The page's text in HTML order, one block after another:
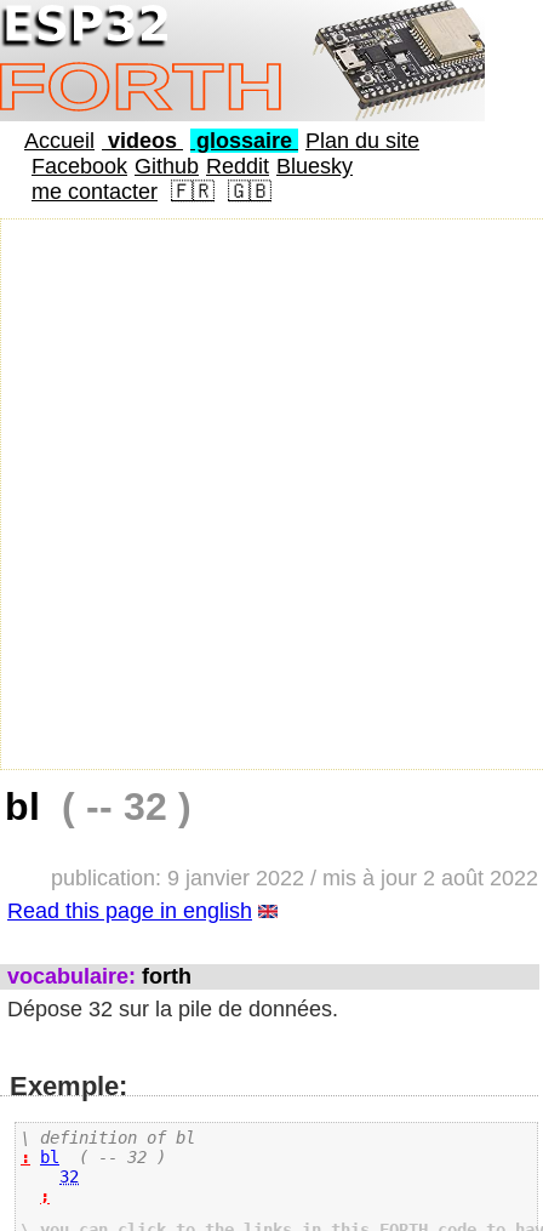
Accueil videos glossaire Plan du site
Facebook Github Reddit Bluesky
me contacter 🇫🇷 🇬🇧
bl ( -- 32 )
publication: 9 janvier 2022 / mis à jour 2 août 2022
Read this page in english
vocabulaire: forth
Dépose 32 sur la pile de données.
Exemple:
\ definition of bl
:
bl
( -- 32 )
32
;